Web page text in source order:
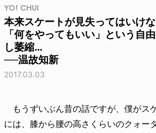
YO! CHUI
本来スケートが見失ってはいけ
「何をやってもいい」という自
し萎縮…
──温故知新
2017.03.03
もうずいぶん昔の話ですが、僕がス
には、膝から腰の高さくらいのクォー